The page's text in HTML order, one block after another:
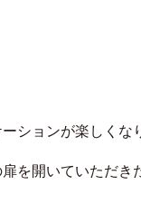
ョンが楽しくな
を開いていただき